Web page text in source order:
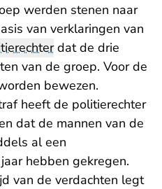
werden stenen naar
van verklaringen van
dat de drie
van de groep. Voor de
bewezen.
heeft de politierechter
dat de mannen van de
al een
hebben gekregen.
van de verdachten legt